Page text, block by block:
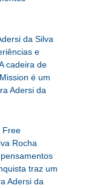
da Silva
e
cadeira de
é um
Adersi da
Free
Rocha
traz um
Adersi da